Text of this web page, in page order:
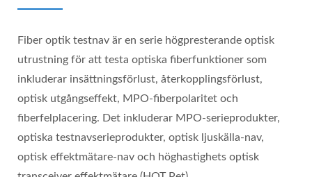
Fiber optik testnav är en serie högpresterande optisk
utrustning för att testa optiska fiberfunktioner som
inkluderar insättningsförlust, återkopplingsförlust,
optisk utgångseffekt, MPO-fiberpolaritet och
fiberfelplacering. Det inkluderar MPO-serieprodukter,
optiska testnavserieprodukter, optisk ljuskälla-nav,
optisk effektmätare-nav och höghastighets optisk